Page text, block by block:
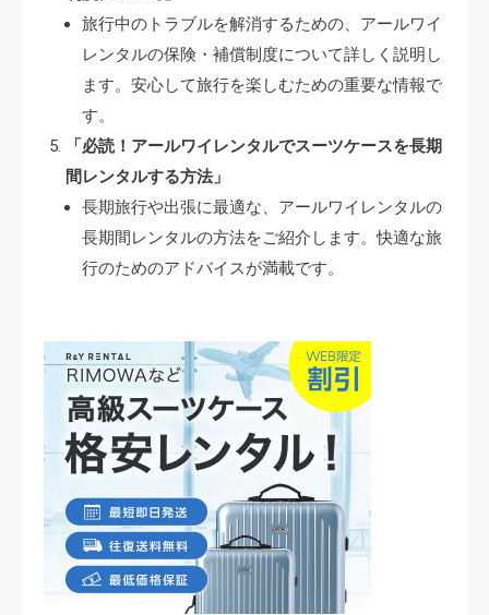
旅行中のトラブルを解消するための、アールワイ
レンタルの保険・補償制度について詳しく説明し
ます。安心して旅行を楽しむための重要な情報で
す。
「必読！アールワイレンタルでスーツケースを長期
間レンタルする方法」
長期旅行や出張に最適な、アールワイレンタルの
長期間レンタルの方法をご紹介します。快適な旅
行のためのアドバイスが満載です。